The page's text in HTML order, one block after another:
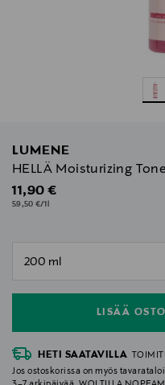
LUMENE
HELLÄ Moisturizing
Original Price
11,90 €
59,50 €/1l
LISÄÄ
null
HETI SAATAVILLA
Jos ostoskorissa on myös